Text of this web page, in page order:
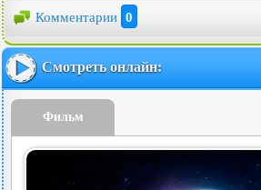
Комментарии 0
Смотреть онлайн:
Фильм